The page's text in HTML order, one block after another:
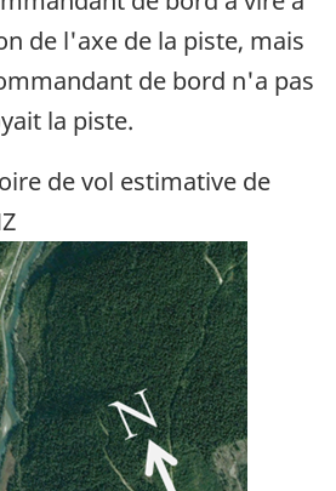
de l'axe de la piste, mais
de bord n'a pas
la piste.
de vol estimative de